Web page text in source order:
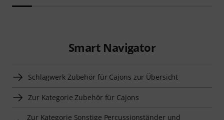
Smart Navigator
Schlagwerk Zubehör für Cajons zur Übersicht
Zur Kategorie Zubehör für Cajons
Zur Kategorie Sonstige Percussionständer und